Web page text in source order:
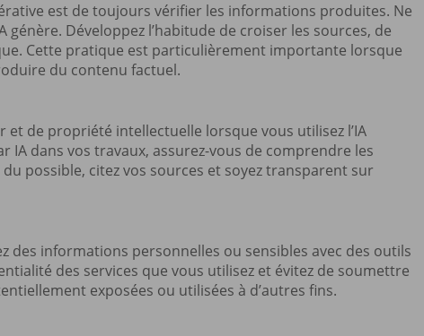
est de toujours vérifier les informations produites. Ne
Développez l’habitude de croiser les sources, de
Cette pratique est particulièrement importante lorsque
du contenu factuel.
et de propriété intellectuelle lorsque vous utilisez l’IA
IA dans vos travaux, assurez-vous de comprendre les
possible, citez vos sources et soyez transparent sur
des informations personnelles ou sensibles avec des outils
des services que vous utilisez et évitez de soumettre
exposées ou utilisées à d’autres fins.